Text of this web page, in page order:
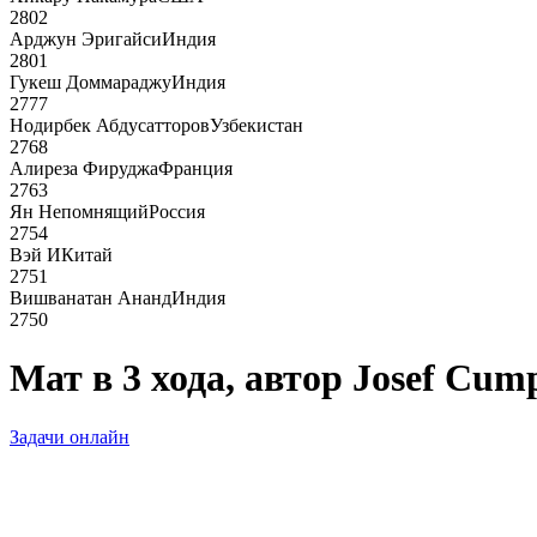
2802
Арджун ЭригайсиИндия
2801
Гукеш ДоммараджуИндия
2777
Нодирбек АбдусатторовУзбекистан
2768
Алиреза ФируджаФранция
2763
Ян НепомнящийРоссия
2754
Вэй ИКитай
2751
Вишванатан АнандИндия
2750
Мат в 3 хода, автор Josef
Задачи онлайн